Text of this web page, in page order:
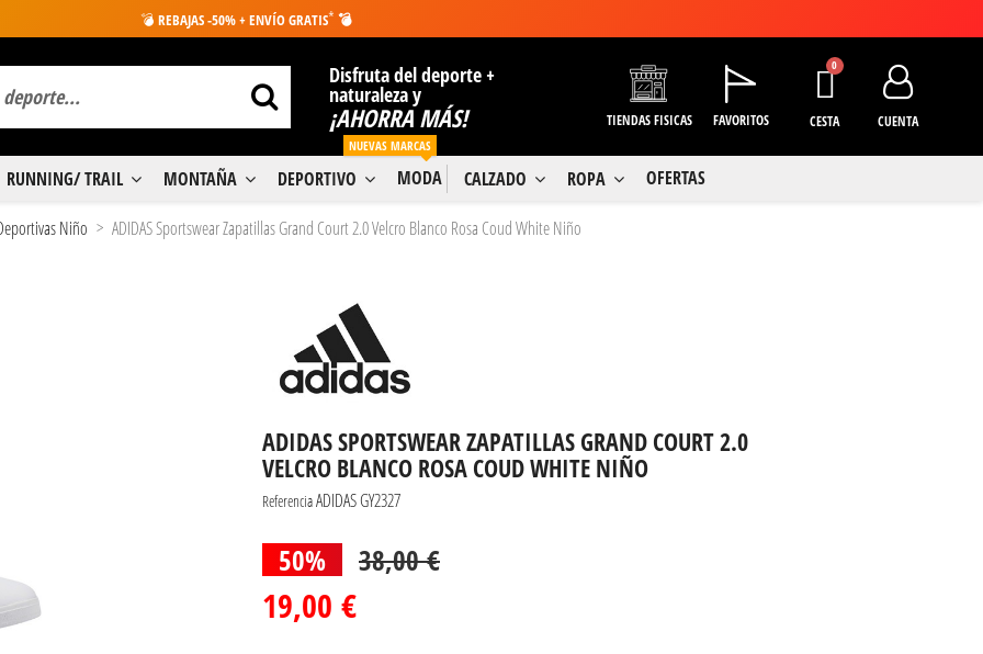
💣 REBAJAS -50% + ENVÍO GRATIS* 💣
Disfruta del deporte +
naturaleza y
¡AHORRA MÁS! TIENDAS FISICAS FAVORITOS CESTA CUENTA
RUNNING/ TRAIL MONTAÑA DEPORTIVO MODA
NUEVAS MARCAS
CALZADO ROPA OFERTAS
Niño ADIDAS Sportswear Zapatillas Grand Court 2.0 Velcro Blanco Rosa Coud White Niño
ADIDAS SPORTSWEAR ZAPATILLAS GRAND COURT 2.0
VELCRO BLANCO ROSA COUD WHITE NIÑO
ReferenciaADIDAS GY2327
50% 38,00 €
19,00 €